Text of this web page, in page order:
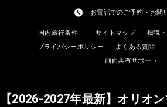
お電話でのご予約・お問
国内旅行条件 サイトマップ 標識
プライバシーポリシー
よくある質問
画面共有サポート
【2026-2027年最新】オリオ